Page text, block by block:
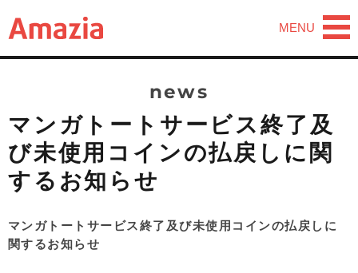
MENU
news
マンガトートサービス終了及
び未使用コインの払戻しに関
するお知らせ
マンガトートサービス終了及び未使用コインの払戻しに
関するお知らせ